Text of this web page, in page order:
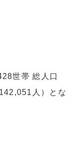
世帯 総人口
人）とな